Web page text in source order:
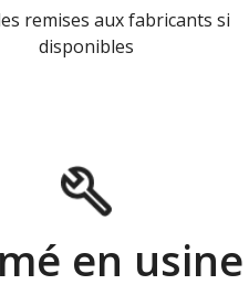
remises aux fabricants si
disponibles
en usine